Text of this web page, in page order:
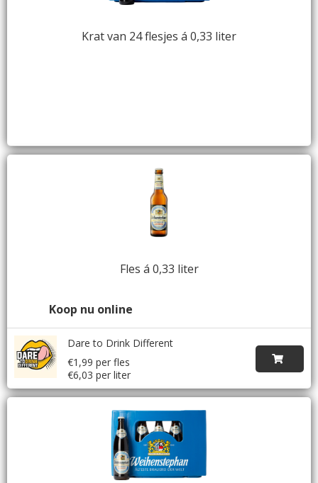
Krat van 24 flesjes á 0,33 liter
Fles á 0,33 liter
Koop nu online
Dare to Drink Different
€1,99 per fles
€6,03 per liter